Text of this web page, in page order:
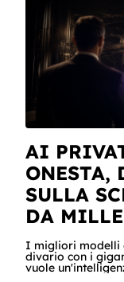
ha recuperato
scost
AI
ONESTA,
SULLA
DA
I migliori modelli
divario con i
vuole